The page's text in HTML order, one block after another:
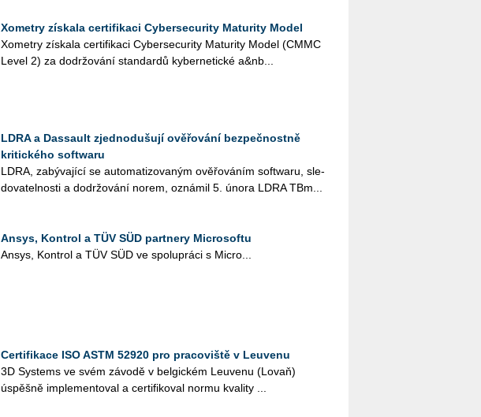
Xometry získala certifikaci Cybersecurity Maturity Model
Xo­me­t­ry zís­ka­la cer­ti­fi­ka­ci Cyber­secu­ri­ty Ma­tu­ri­ty Model (CMMC
Level 2) za do­dr­žo­vá­ní stan­dar­dů ky­ber­ne­tic­ké a&nb...
LDRA a Dassault zjednodušují ověřování bezpečnostně
kritického softwaru
LDRA, zabývající se au­to­ma­ti­zo­va­ným ově­řo­vá­ním soft­wa­ru, sle­
do­va­tel­nos­ti a do­dr­žo­vá­ní norem, ozná­mil 5. února LDRA TB­m...
Ansys, Kontrol a TÜV SÜD partnery Microsoftu
Ansys, Kon­t­rol a TÜV SÜD ve spo­lu­prá­ci s Micro­...
Certifikace ISO ASTM 52920 pro pracoviště v Leuvenu
3D Sys­tems ve svém zá­vo­dě v bel­gic­kém Le­u­ve­nu (Lo­vaň)
úspěš­ně im­ple­men­to­val a cer­ti­fi­ko­val nor­mu kva­li­ty ...